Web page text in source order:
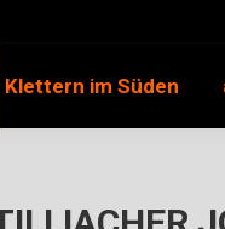
Klettern im Süden